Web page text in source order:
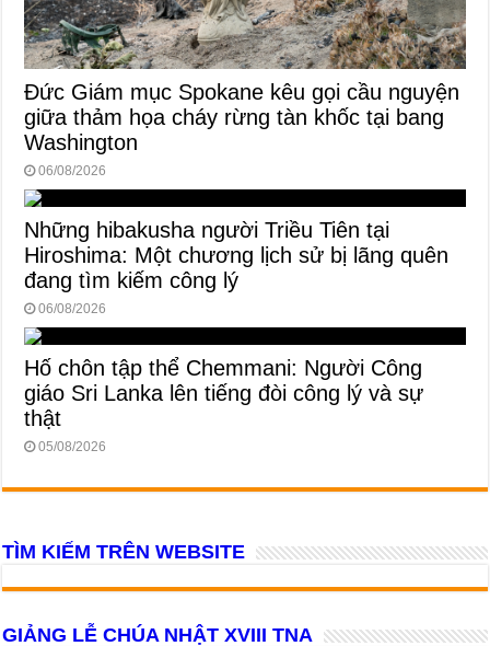
Đức Giám mục Spokane kêu gọi cầu nguyện
giữa thảm họa cháy rừng tàn khốc tại bang
Washington
06/08/2026
Những hibakusha người Triều Tiên tại
Hiroshima: Một chương lịch sử bị lãng quên
đang tìm kiếm công lý
06/08/2026
Hố chôn tập thể Chemmani: Người Công
giáo Sri Lanka lên tiếng đòi công lý và sự
thật
05/08/2026
TÌM KIẾM TRÊN WEBSITE
GIẢNG LỄ CHÚA NHẬT XVIII TNA